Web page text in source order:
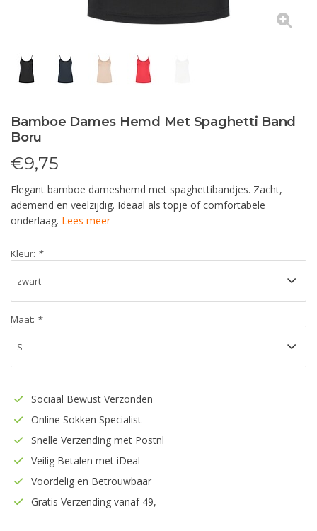
Bamboe Dames Hemd Met Spaghetti Band
Boru
€9,75
Elegant bamboe dameshemd met spaghettibandjes. Zacht,
ademend en veelzijdig. Ideaal als topje of comfortabele
onderlaag. Lees meer
Kleur: *
Maat: *
Sociaal Bewust Verzonden
Online Sokken Specialist
Snelle Verzending met Postnl
Veilig Betalen met iDeal
Voordelig en Betrouwbaar
Gratis Verzending vanaf 49,-